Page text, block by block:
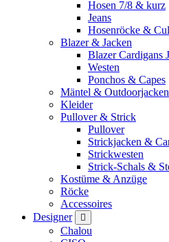
Hosen 7/8 & kurz
Jeans
Hosenröcke &
Blazer & Jacken
Blazer Cardigans
Westen
Ponchos & Capes
Mäntel & Outdoorjacken
Kleider
Pullover & Strick
Pullover
Strickjacken &
Strickwesten
Strick-Schals &
Kostüme & Anzüge
Röcke
Accessoires
Designer
Chalou